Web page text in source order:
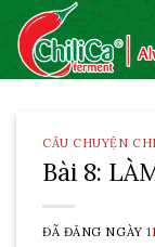
Skip
content
CÂU CHUYỆN
Bài 8:
ĐÃ ĐĂNG NGÀY